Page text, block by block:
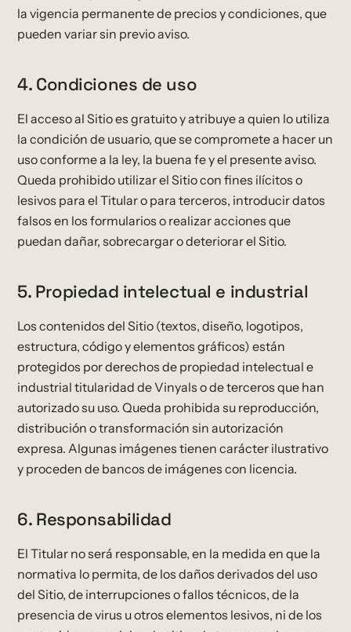
la vigencia permanente de precios y condiciones, que
pueden variar sin previo aviso.
4. Condiciones de uso
El acceso al Sitio es gratuito y atribuye a quien lo utiliza
la condición de usuario, que se compromete a hacer un
uso conforme a la ley, la buena fe y el presente aviso.
Queda prohibido utilizar el Sitio con fines ilícitos o
lesivos para el Titular o para terceros, introducir datos
falsos en los formularios o realizar acciones que
puedan dañar, sobrecargar o deteriorar el Sitio.
5. Propiedad intelectual e industrial
Los contenidos del Sitio (textos, diseño, logotipos,
estructura, código y elementos gráficos) están
protegidos por derechos de propiedad intelectual e
industrial titularidad de Vinyals o de terceros que han
autorizado su uso. Queda prohibida su reproducción,
distribución o transformación sin autorización
expresa. Algunas imágenes tienen carácter ilustrativo
y proceden de bancos de imágenes con licencia.
6. Responsabilidad
El Titular no será responsable, en la medida en que la
normativa lo permita, de los daños derivados del uso
del Sitio, de interrupciones o fallos técnicos, de la
presencia de virus u otros elementos lesivos, ni de los